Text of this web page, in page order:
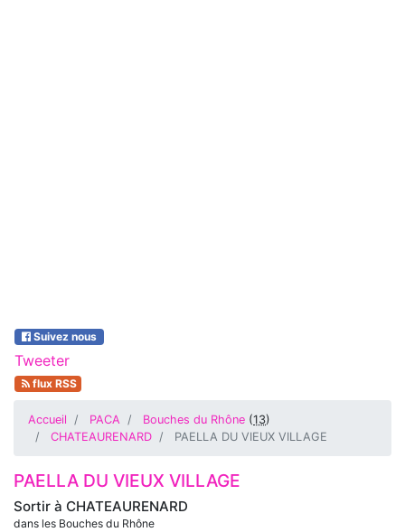
Suivez nous
Tweeter
flux RSS
Accueil PACA Bouches du Rhône (13)
CHATEAURENARD
PAELLA DU VIEUX VILLAGE
Sortir à CHATEAURENARD
dans les Bouches du Rhône
PAELLA DU VIEUX VILLAGE